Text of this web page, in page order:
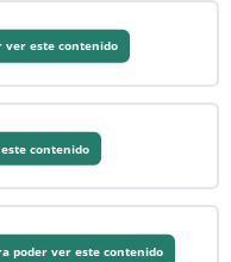
ver este contenido
contenido
poder ver este contenido